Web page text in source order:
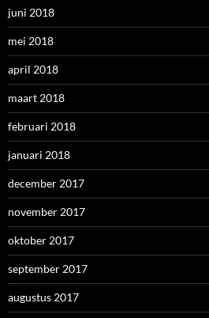
juni 2018
mei 2018
april 2018
maart 2018
februari 2018
januari 2018
december 2017
november 2017
oktober 2017
september 2017
augustus 2017